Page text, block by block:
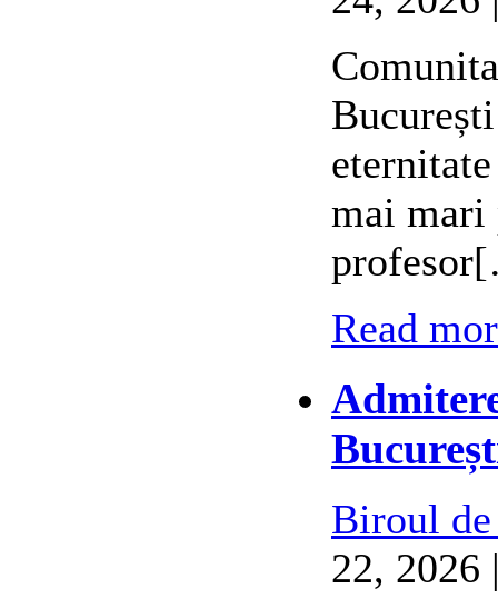
mai mari
Read
Biroul
22, 2026